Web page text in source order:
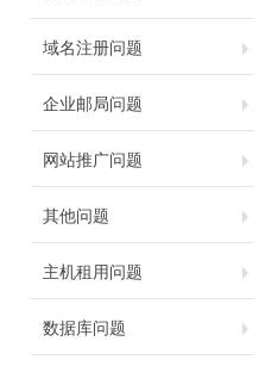
域名注册问题
企业邮局问题
网站推广问题
其他问题
主机租用问题
数据库问题